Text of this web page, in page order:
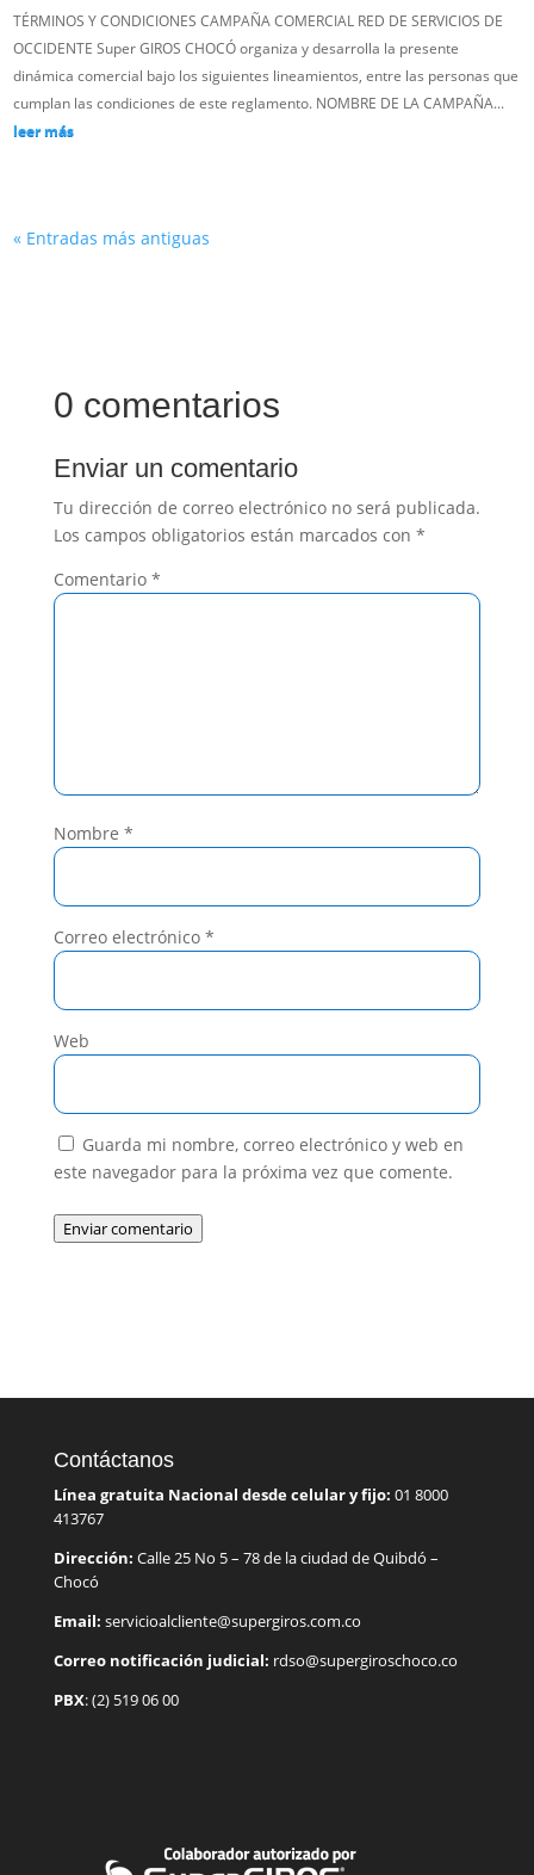
TÉRMINOS Y CONDICIONES CAMPAÑA COMERCIAL RED DE SERVICIOS DE
OCCIDENTE Super GIROS CHOCÓ organiza y desarrolla la presente
dinámica comercial bajo los siguientes lineamientos, entre las personas que
cumplan las condiciones de este reglamento. NOMBRE DE LA CAMPAÑA...
leer más
« Entradas más antiguas
0 comentarios
Enviar un comentario
Tu dirección de correo electrónico no será publicada.
Los campos obligatorios están marcados con *
Comentario *
Nombre *
Correo electrónico *
Web
Guarda mi nombre, correo electrónico y web en
este navegador para la próxima vez que comente.
Enviar comentario
Contáctanos
Línea gratuita Nacional desde celular y fijo: 01 8000
413767
Dirección: Calle 25 No 5 – 78 de la ciudad de Quibdó –
Chocó
Email: servicioalcliente@supergiros.com.co
Correo notificación judicial: rdso@supergiroschoco.co
PBX: (2) 519 06 00